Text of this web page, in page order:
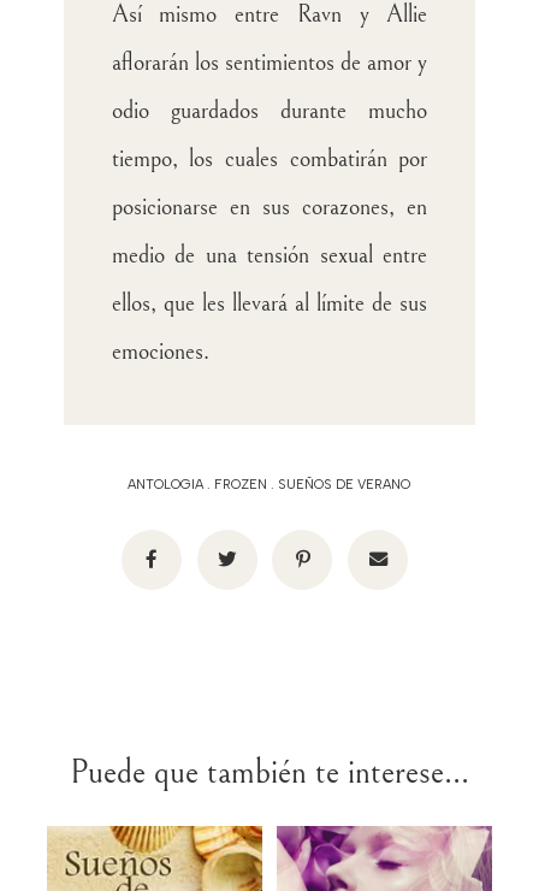
Así mismo entre Ravn y Allie
aflorarán los sentimientos de amor y
odio guardados durante mucho
tiempo, los cuales combatirán por
posicionarse en sus corazones, en
medio de una tensión sexual entre
ellos, que les llevará al límite de sus
emociones.
ANTOLOGIA. FROZEN . SUEÑOS DE VERANO
Puede que también te interese...